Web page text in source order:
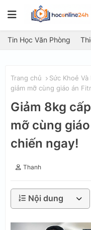
Tin Học Văn Phòng
Trang chủ Sức Khoẻ Và
giảm mỡ cùng giáo án
Giảm 8kg
mỡ cùng
chiến ngay!
Thanh
Nội dung